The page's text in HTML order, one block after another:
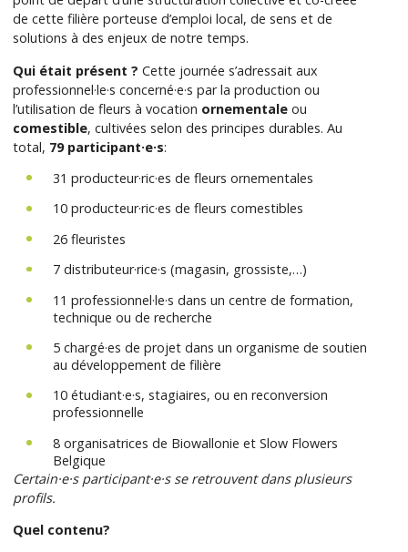
de cette filière porteuse d’emploi local, de sens et de
solutions à des enjeux de notre temps.
Qui était présent ? Cette journée s’adressait aux
professionnel·le·s concerné·e·s par la production ou
l’utilisation de fleurs à vocation ornementale ou
comestible, cultivées selon des principes durables. Au
total, 79 participant·e·s:
31 producteur·ric·es de fleurs ornementales
10 producteur·ric·es de fleurs comestibles
26 fleuristes
7 distributeur·rice·s (magasin, grossiste,…)
11 professionnel·le·s dans un centre de formation,
technique ou de recherche
5 chargé·es de projet dans un organisme de soutien
au développement de filière
10 étudiant·e·s, stagiaires, ou en reconversion
professionnelle
8 organisatrices de Biowallonie et Slow Flowers
Belgique
Certain·e·s participant·e·s se retrouvent dans plusieurs
profils.
Quel contenu?